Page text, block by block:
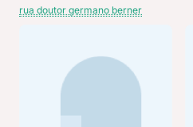
rua doutor germano berner